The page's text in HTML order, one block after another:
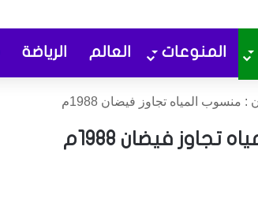
المنوعات العالم الرياضة
: منسوب المياه تجاوز فيضان 1988م
فيضان 1988م